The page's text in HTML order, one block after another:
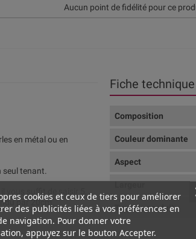
Aucun point de fidélité pour ce
en métal ou en
seul tenant.
vous suffit de saisir 5.
par 20cm.
Fiche technique
Composition
Couleur dominante
Aspect
Largeur
Type de produit
cookies et ceux de tiers pour améliorer
des publicités liées à vos préférences en
navigation. Pour donner votre
appuyez sur le bouton Accepter.